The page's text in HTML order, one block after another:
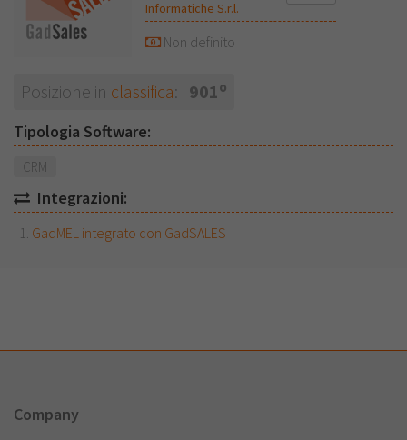
Informatiche S.r.l.
Non definito
Posizione in classifica: 901o
Tipologia Software:
CRM
Integrazioni:
GadMEL integrato con GadSALES
Company